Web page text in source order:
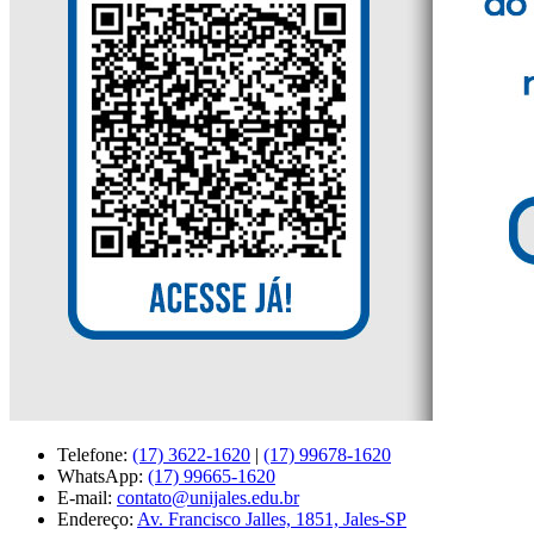
Telefone: (17) 3622-1620 | (17) 99678-1620
WhatsApp: (17) 99665-1620
E-mail: contato@unijales.edu.br
Endereço: Av. Francisco Jalles, 1851, Jales-SP